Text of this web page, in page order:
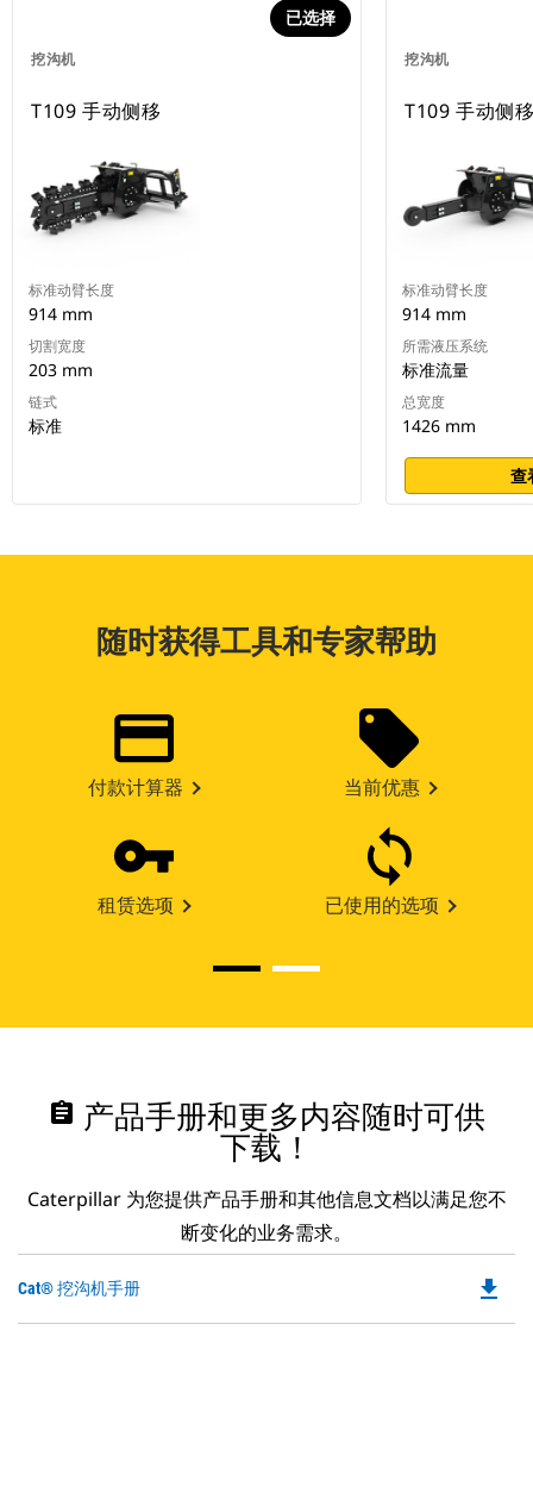
挖沟机
已选择
T109 手动侧移
标准动臂长度
914 mm
切割宽度
203 mm
链式
标准
挖沟机
T109 手动侧
标准动臂长度
914 mm
所需液压系统
标准流量
总宽度
1426 mm
查
随时获得工具和专家帮助
付款计算器 当前优惠
租赁选项 已使用的选项
assignment 产品手册和更多内容随时可供
下载！
Caterpillar 为您提供产品手册和其他信息文档以满足您不
断变化的业务需求。
Cat® 挖沟机手册 file_download